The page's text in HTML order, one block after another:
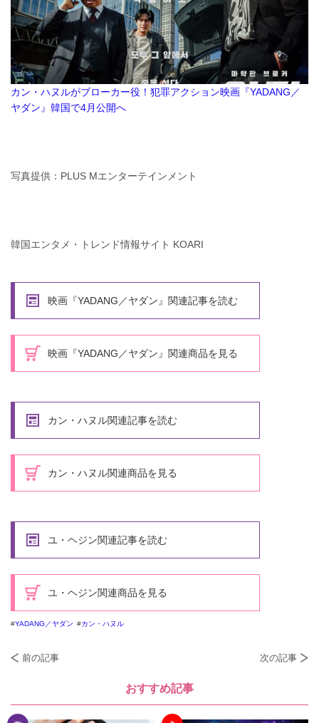
カン・ハヌルがブローカー役！犯罪アクション映画『YADANG／
ヤダン』韓国で4月公開へ
写真提供：PLUS Mエンターテインメント
韓国エンタメ・トレンド情報サイト KOARI
映画『YADANG／ヤダン』関連記事を読む
映画『YADANG／ヤダン』関連商品を見る
カン・ハヌル関連記事を読む
カン・ハヌル関連商品を見る
ユ・ヘジン関連記事を読む
ユ・ヘジン関連商品を見る
YADANG／ヤダン カン・ハヌル
前の記事 次の記事
おすすめ記事